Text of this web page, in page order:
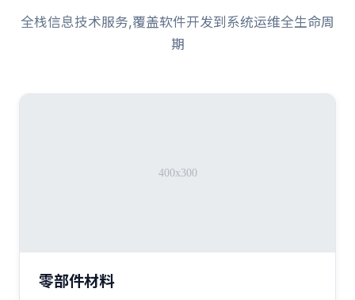
全栈信息技术服务,覆盖软件开发到系统运维全生命周
期
零部件材料